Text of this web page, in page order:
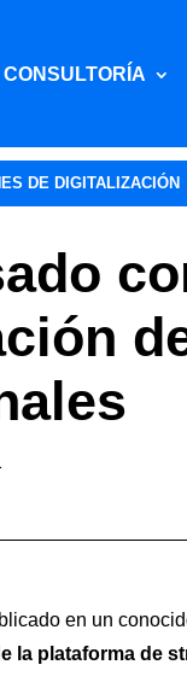
CONSULTORÍA
DE DIGITALIZACIÓN
en un
la plataforma de